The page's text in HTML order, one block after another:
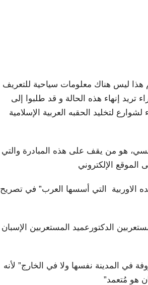
هذا ليس هناك معلومات سياحية للتعريف
تريد إنهاء هذه الحالة و قد طلبوا إلى
لتخليد الحقبه العربية الإسلامية
هو من يقف على هذه المبادرة والتي
الموقع الإلكتروني
الاوربية التي أسسها العرب” في تصريح
الدكتورعميد المستعربين الإسبان
في المدينة نفسها ولا في الخارج” لأنه
هو مُتعمد”